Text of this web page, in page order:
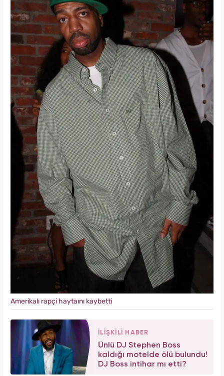
Amerikalı rapçi haytaını kaybetti
İLİŞKİLİ HABER
Ünlü DJ Stephen Boss
kaldığı motelde ölü bulundu!
DJ Boss intihar mı etti?